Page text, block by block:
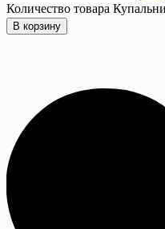
Количество товара
В корзину